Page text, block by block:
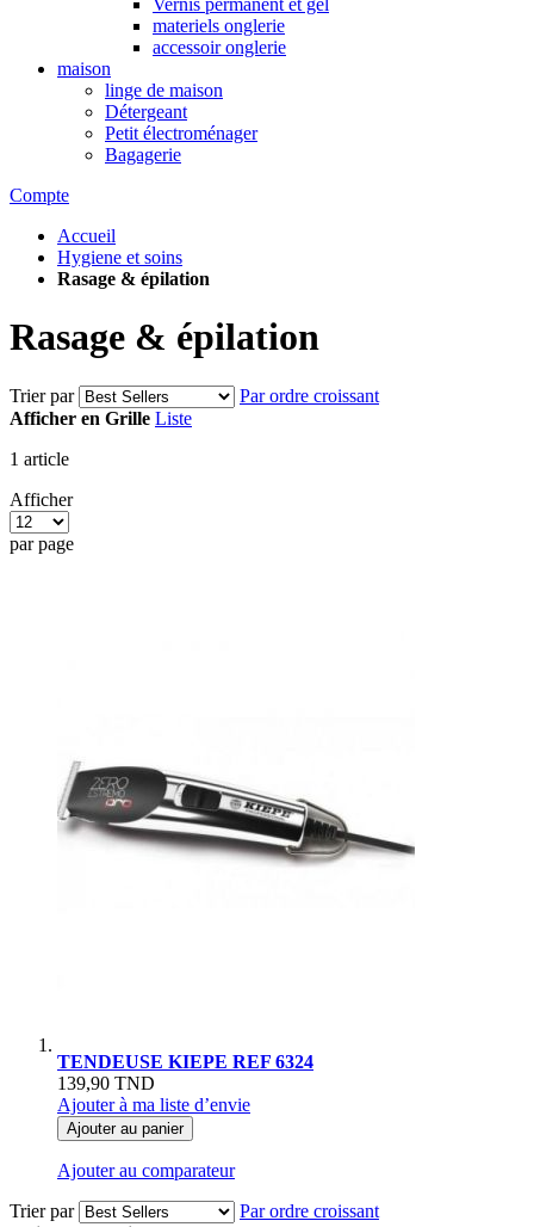
Vernis permanent et gel
materiels onglerie
accessoir onglerie
maison
linge de maison
Détergeant
Petit électroménager
Bagagerie
Compte
Accueil
Hygiene et soins
Rasage & épilation
Rasage & épilation
Trier par
Par ordre croissant
Afficher en Grille Liste
1 article
Afficher
par page
TENDEUSE KIEPE REF 6324
139,90 TND
Ajouter à ma liste d’envie
Ajouter au panier
Ajouter au comparateur
Trier par
Par ordre croissant